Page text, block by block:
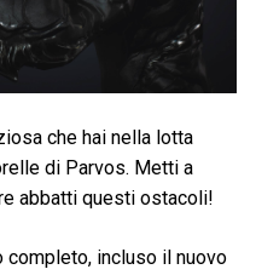
che hai nella lotta
di Parvos. Metti a
abbatti questi ostacoli!
completo, incluso il nuovo